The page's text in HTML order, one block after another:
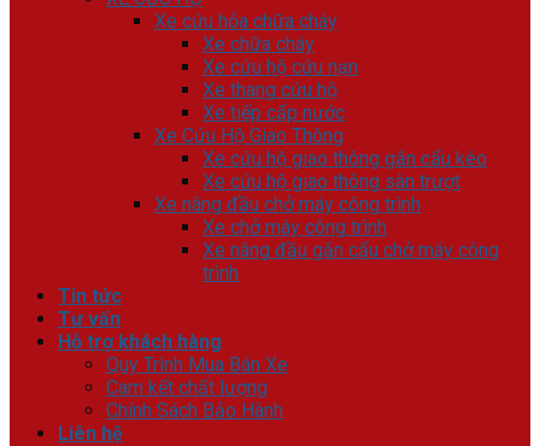
Xe cứu hỏa chữa cháy
Xe chữa cháy
Xe cứu hộ cứu nạn
Xe thang cứu hộ
Xe tiếp cấp nước
Xe Cứu Hộ Giao Thông
Xe cứu hộ giao thông gắn cẩu kéo
Xe cứu hộ giao thông sàn trượt
Xe nâng đầu chở máy công trình
Xe chở máy công trình
Xe nâng đầu gắn cẩu chở máy công
trình
Tin tức
Tư vấn
Hỗ trợ khách hàng
Quy Trình Mua Bán Xe
Cam kết chất lượng
Chính Sách Bảo Hành
Liên hệ